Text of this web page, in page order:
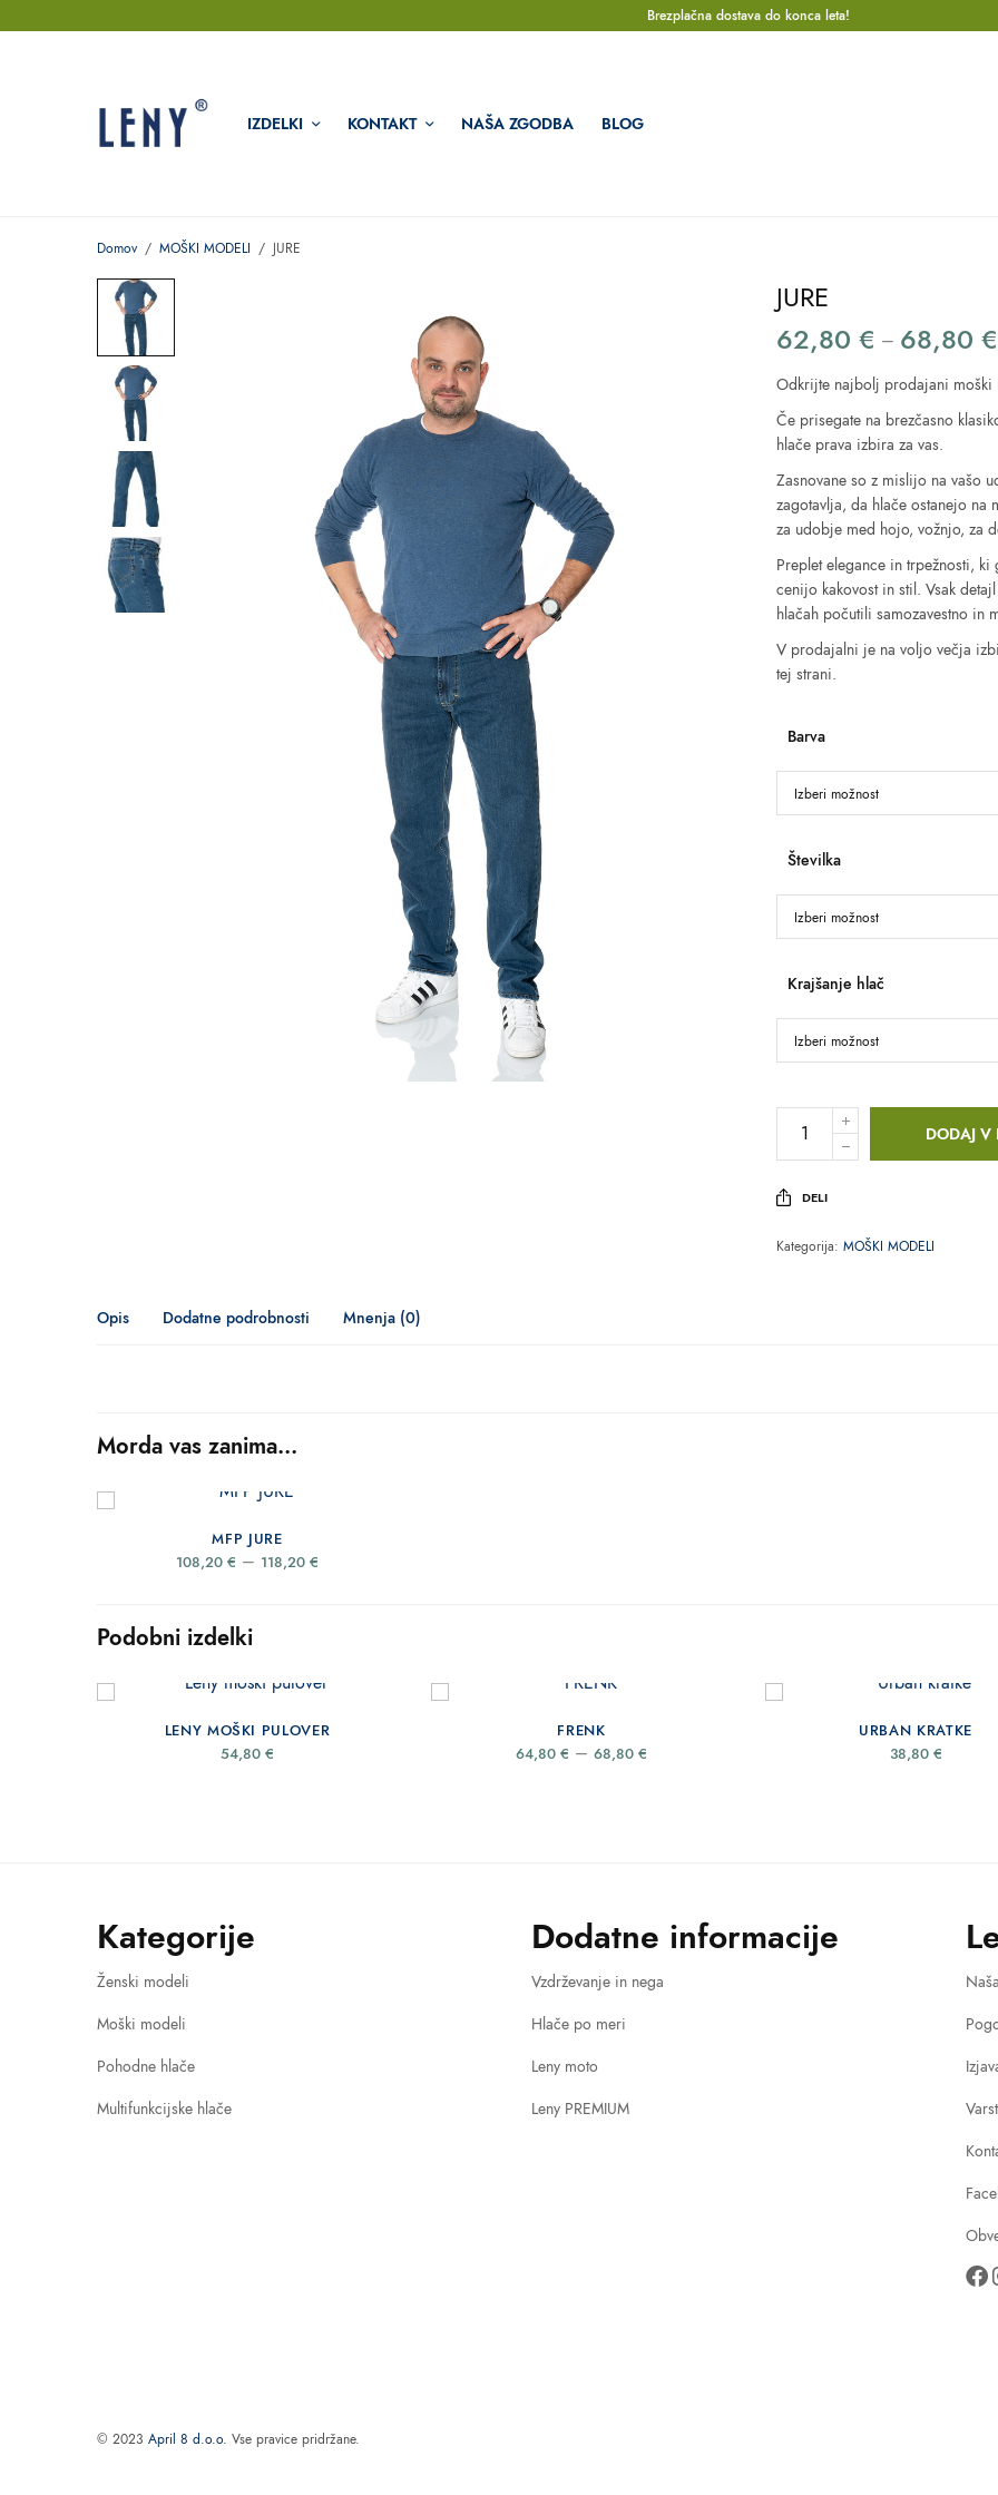
Brezplačna dostava do konca leta!
IZDELKI KONTAKT NAŠA ZGODBA BLOG
Domov / MOŠKI MODELI / JURE
JURE
62,80€ – 68,80€
Odkrijte najbolj prodajani moški
Če prisegate na brezčasno
hlače prava izbira za vas.
Zasnovane so z mislijo na vašo
zagotavlja, da hlače ostanejo na
za udobje med hojo, vožnjo, za
Preplet elegance in trpežnosti,
cenijo kakovost in stil. Vsak
hlačah počutili samozavestno in
V prodajalni je na voljo večja
tej strani.
Barva
Številka
Krajšanje hlač
DODAJ V
DELI
Kategorija: MOŠKI MODELI
Opis Dodatne podrobnosti Mnenja (0)
Morda vas zanima...
MFP JURE
108,20 € – 118,20 €
Podobni izdelki
LENY MOŠKI PULOVER
54,80 €
FRENK
64,80 € – 68,80 €
URBAN KRATKE
38,80 €
Kategorije
Ženski modeli
Moški modeli
Pohodne hlače
Multifunkcijske hlače
Dodatne informacije
Vzdrževanje in nega
Hlače po meri
Leny moto
Leny PREMIUM
© 2023April 8 d.o.o. Vse pravice pridržane.